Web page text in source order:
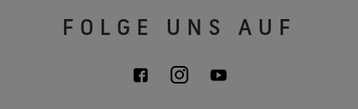
FOLGE UNS AUF